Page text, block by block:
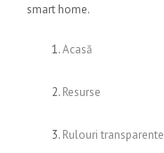
smart home.
Acasă
Resurse
Rulouri transparente